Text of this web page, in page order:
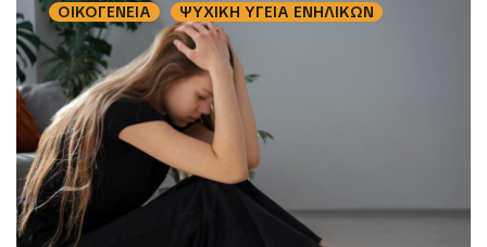
ΟΙΚΟΓΕΝΕΙΑ ΨΥΧΙΚΗ ΥΓΕΙΑ ΕΝΗΛΙΚΩΝ